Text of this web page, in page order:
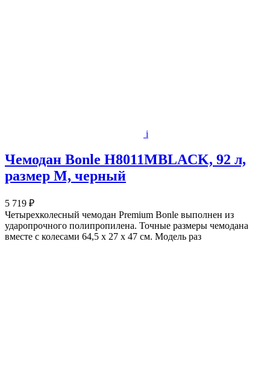
i
Чемодан Bonle H8011MBLACK, 92 л,
размер M, черный
5 719 ₽
Четырехколесный чемодан Premium Bonle выполнен из
ударопрочного полипропилена. Точные размеры чемодана
вместе с колесами 64,5 х 27 х 47 см. Модель раз